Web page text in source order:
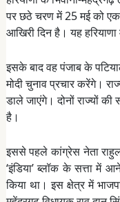
पर छठे चरण में 25 मई को
आखिरी दिन है। यह हरियाणा
इसके बाद वह पंजाब के
मोदी चुनाव प्रचार करेंगे।
डाले जाएंगे। दोनों राज्यों
है।
इससे पहले कांग्रेस नेता
‘इंडिया’ ब्लॉक के सत्ता में
किया था। इस क्षेत्र में